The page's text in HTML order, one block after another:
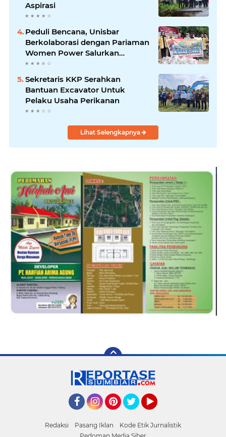
Aspirasi
Peduli Bencana, Unisbar
Berkolaborasi dengan Pariaman
Women Power Salurkan
Bantuan untuk Korban Banjir di
Padang
Sekretaris KKP Serahkan
Bantuan Excavator Untuk
Pelaku Usaha Perikanan
Lihat Selengkapnya
Redaksi Pasang Iklan
Kode Etik Jurnalistik